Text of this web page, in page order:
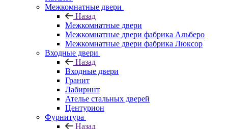
Межкомнатные двери
Назад
Межкомнатные двери
Межкомнатные двери фабрика Альберо
Межкомнатные двери фабрика Люксор
Входные двери
Назад
Входные двери
Гранит
Лабиринт
Ателье стальных дверей
Центурион
Фурнитура
Назад